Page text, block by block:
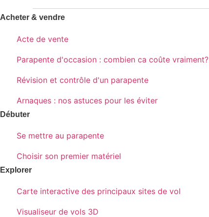
Acheter & vendre
Acte de vente
Parapente d'occasion : combien ca coûte vraiment?
Révision et contrôle d'un parapente
Arnaques : nos astuces pour les éviter
Débuter
Se mettre au parapente
Choisir son premier matériel
Explorer
Carte interactive des principaux sites de vol
Visualiseur de vols 3D